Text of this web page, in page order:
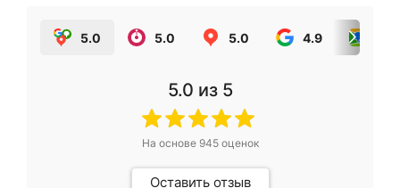
5.0 5.0 5.0 4.9
5.0 из 5
На основе 945оценок
Оставить отзыв